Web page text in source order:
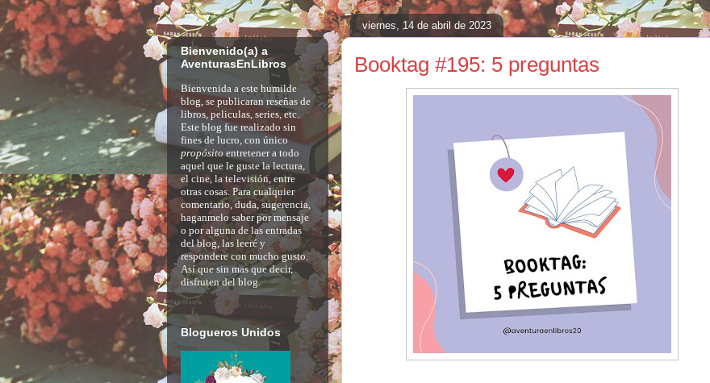
viernes, 14 de abril de 2023
Booktag #195: 5 preguntas
Bienvenido(a) a
AventurasEnLibros
Bienvenida a este humilde
blog, se publicaran reseñas de
libros, peliculas, series, etc.
Este blog fue realizado sin
fines de lucro, con único
propósito entretener a todo
aquel que le guste la lectura,
el cine, la televisión, entre
otras cosas. Para cualquier
comentario, duda, sugerencia,
haganmelo saber por mensaje
o por alguna de las entradas
del blog, las leeréy
respondere con mucho gusto.
Asíque sin mas que decir,
disfruten del blog.
Blogueros Unidos